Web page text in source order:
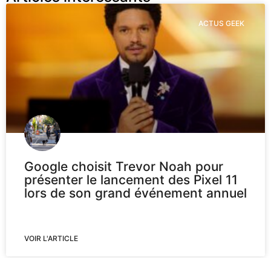
ACTUS GEEK
Google choisit Trevor Noah pour
présenter le lancement des Pixel 11
lors de son grand événement annuel
VOIR L'ARTICLE